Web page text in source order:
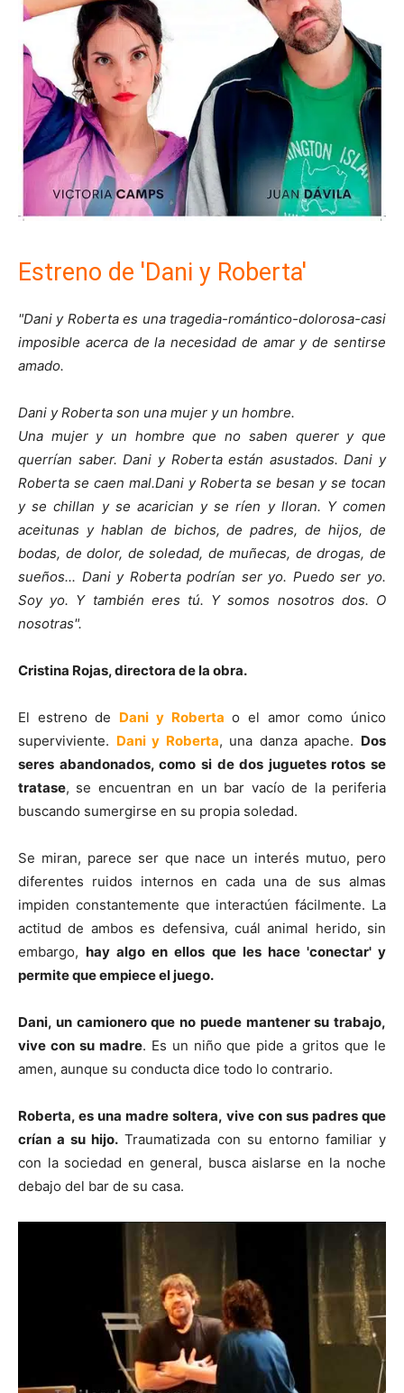
Estreno de 'Dani y Roberta'
"Dani y Roberta es una tragedia-romántico-dolorosa-casi
imposible acerca de la necesidad de amar y de sentirse
amado.
Dani y Roberta son una mujer y un hombre.
Una mujer y un hombre que no saben querer y que
querrían saber. Dani y Roberta están asustados. Dani y
Roberta se caen mal.Dani y Roberta se besan y se tocan
y se chillan y se acarician y se ríen y lloran. Y comen
aceitunas y hablan de bichos, de padres, de hijos, de
bodas, de dolor, de soledad, de muñecas, de drogas, de
sueños... Dani y Roberta podrían ser yo. Puedo ser yo.
Soy yo. Y también eres tú. Y somos nosotros dos. O
nosotras".
Cristina Rojas, directora de la obra.
El estreno de Dani y Roberta o el amor como único
superviviente. Dani y Roberta, una danza apache. Dos
seres abandonados, como si de dos juguetes rotos se
tratase, se encuentran en un bar vacío de la periferia
buscando sumergirse en su propia soledad.
Se miran, parece ser que nace un interés mutuo, pero
diferentes ruidos internos en cada una de sus almas
impiden constantemente que interactúen fácilmente. La
actitud de ambos es defensiva, cuál animal herido, sin
embargo,hay algo en ellos que les hace 'conectar' y
permite que empiece el juego.
Dani, un camionero que no puede mantener su trabajo,
vive con su madre. Es un niño que pide a gritos que le
amen, aunque su conducta dice todo lo contrario.
Roberta, es una madre soltera, vive con sus padres que
crían a su hijo. Traumatizada con su entorno familiar y
con la sociedad en general, busca aislarse en la noche
debajo del bar de su casa.